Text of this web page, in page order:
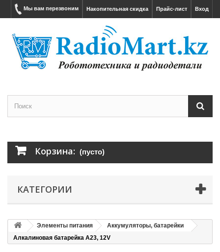
Вход
Прайс-лист
Накопительная скидка
Мы вам перезвоним
Корзина: (пусто)
КАТЕГОРИИ
Элементы питания
Аккумуляторы, батарейки
Алкалиновая батарейка A23, 12V